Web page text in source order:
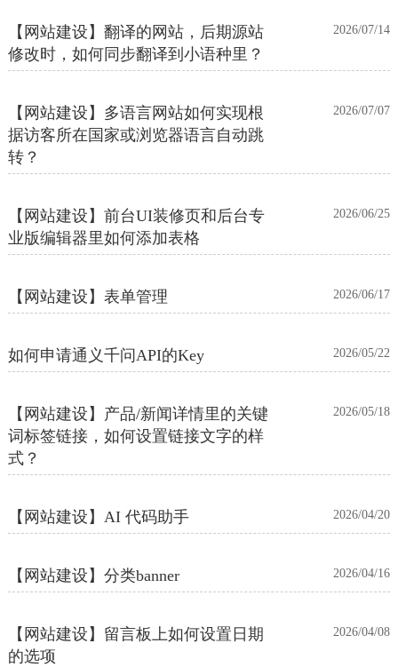
【网站建设】翻译的网站，后期源站
修改时，如何同步翻译到小语种里？
2026/07/14
【网站建设】多语言网站如何实现根
据访客所在国家或浏览器语言自动跳
转？
2026/07/07
【网站建设】前台UI装修页和后台专
业版编辑器里如何添加表格
2026/06/25
【网站建设】表单管理 2026/06/17
如何申请通义千问API的Key 2026/05/22
【网站建设】产品/新闻详情里的关键
词标签链接，如何设置链接文字的样
式？
2026/05/18
【网站建设】AI 代码助手 2026/04/20
【网站建设】分类banner 2026/04/16
【网站建设】留言板上如何设置日期
的选项
2026/04/08